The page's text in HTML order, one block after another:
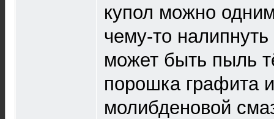
купол можно
чему-то
может быть пыль
порошка графита
молибденовой